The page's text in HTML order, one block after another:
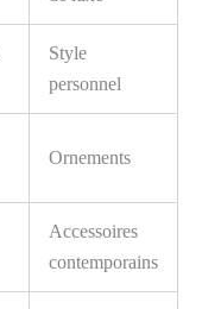
Style
personnel
Ornements
Accessoires
contemporains